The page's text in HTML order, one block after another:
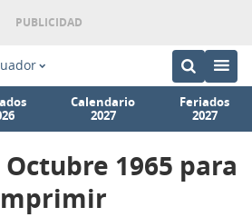
Calendario
2027
Feriados
2027
1965 para